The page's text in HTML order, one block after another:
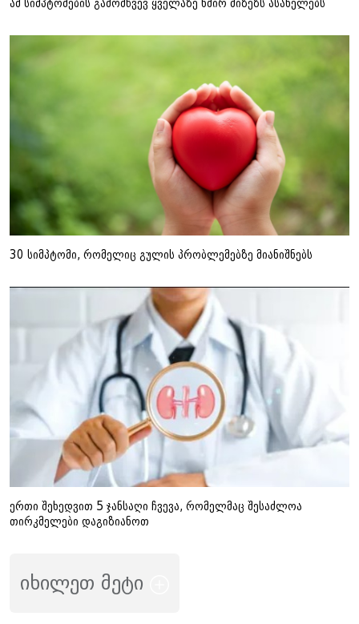
ამ სიმპტომების გამომწვევ ყველაზე ხშირ მიზეზს ასახელებს
30 სიმპტომი, რომელიც გულის პრობლემებზე მიანიშნებს
ერთი შეხედვით 5 ჯანსაღი ჩვევა, რომელმაც შესაძლოა
თირკმელები დაგიზიანოთ
იხილეთ მეტი